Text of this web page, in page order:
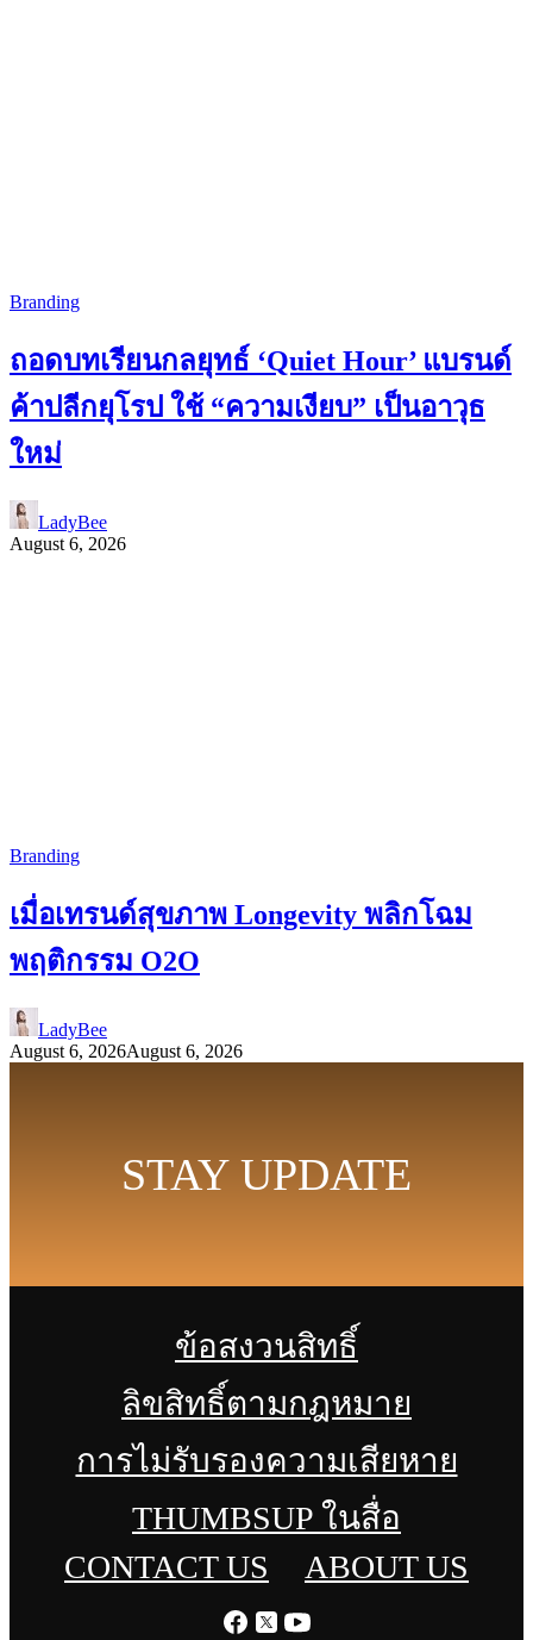
Branding
ถอดบทเรียนกลยุทธ์ ‘Quiet Hour’ แบรนด์
ค้าปลีกยุโรป ใช้ “ความเงียบ” เป็นอาวุธ
ใหม่
LadyBee
August 6, 2026
Branding
เมื่อเทรนด์สุขภาพ Longevity พลิกโฉม
พฤติกรรม O2O
LadyBee
August 6, 2026August 6, 2026
STAY UPDATE
ข้อสงวนสิทธิ์
ลิขสิทธิ์ตามกฎหมาย
การไม่รับรองความเสียหาย
THUMBSUP ในสื่อ
CONTACT US
ABOUT US